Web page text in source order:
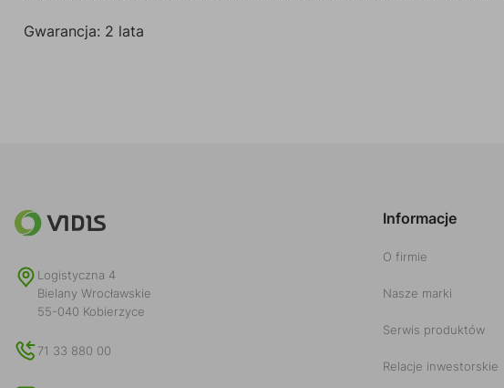
Gwarancja: 2 lata
Logistyczna 4
Bielany Wrocławskie
55-040 Kobierzyce
71 33 880 00
Informacje
O firmie
Nasze marki
Serwis produktów
Relacje inwestorskie